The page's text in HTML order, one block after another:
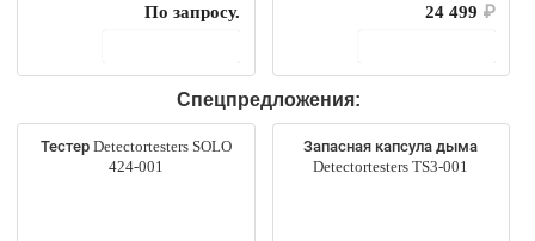
По запросу.
24 499 ₽
Спецпредложения:
Тестер Detectortesters SOLO
424-001
Запасная капсула дыма
Detectortesters TS3-001